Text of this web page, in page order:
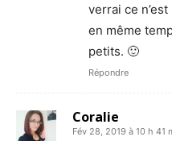
verrai ce
en même
petits. 🙂
Répondre
Coralie
Fév 28, 2019 à 10 h 41